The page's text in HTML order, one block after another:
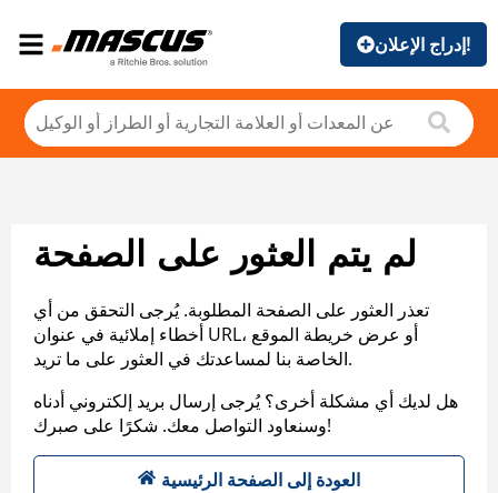
إدراج الإعلان!
لم يتم العثور على الصفحة
تعذر العثور على الصفحة المطلوبة. يُرجى التحقق من أي
أخطاء إملائية في عنوان URL، أو عرض خريطة الموقع
الخاصة بنا لمساعدتك في العثور على ما تريد.
هل لديك أي مشكلة أخرى؟ يُرجى إرسال بريد إلكتروني أدناه
وسنعاود التواصل معك. شكرًا على صبرك!
العودة إلى الصفحة الرئيسية